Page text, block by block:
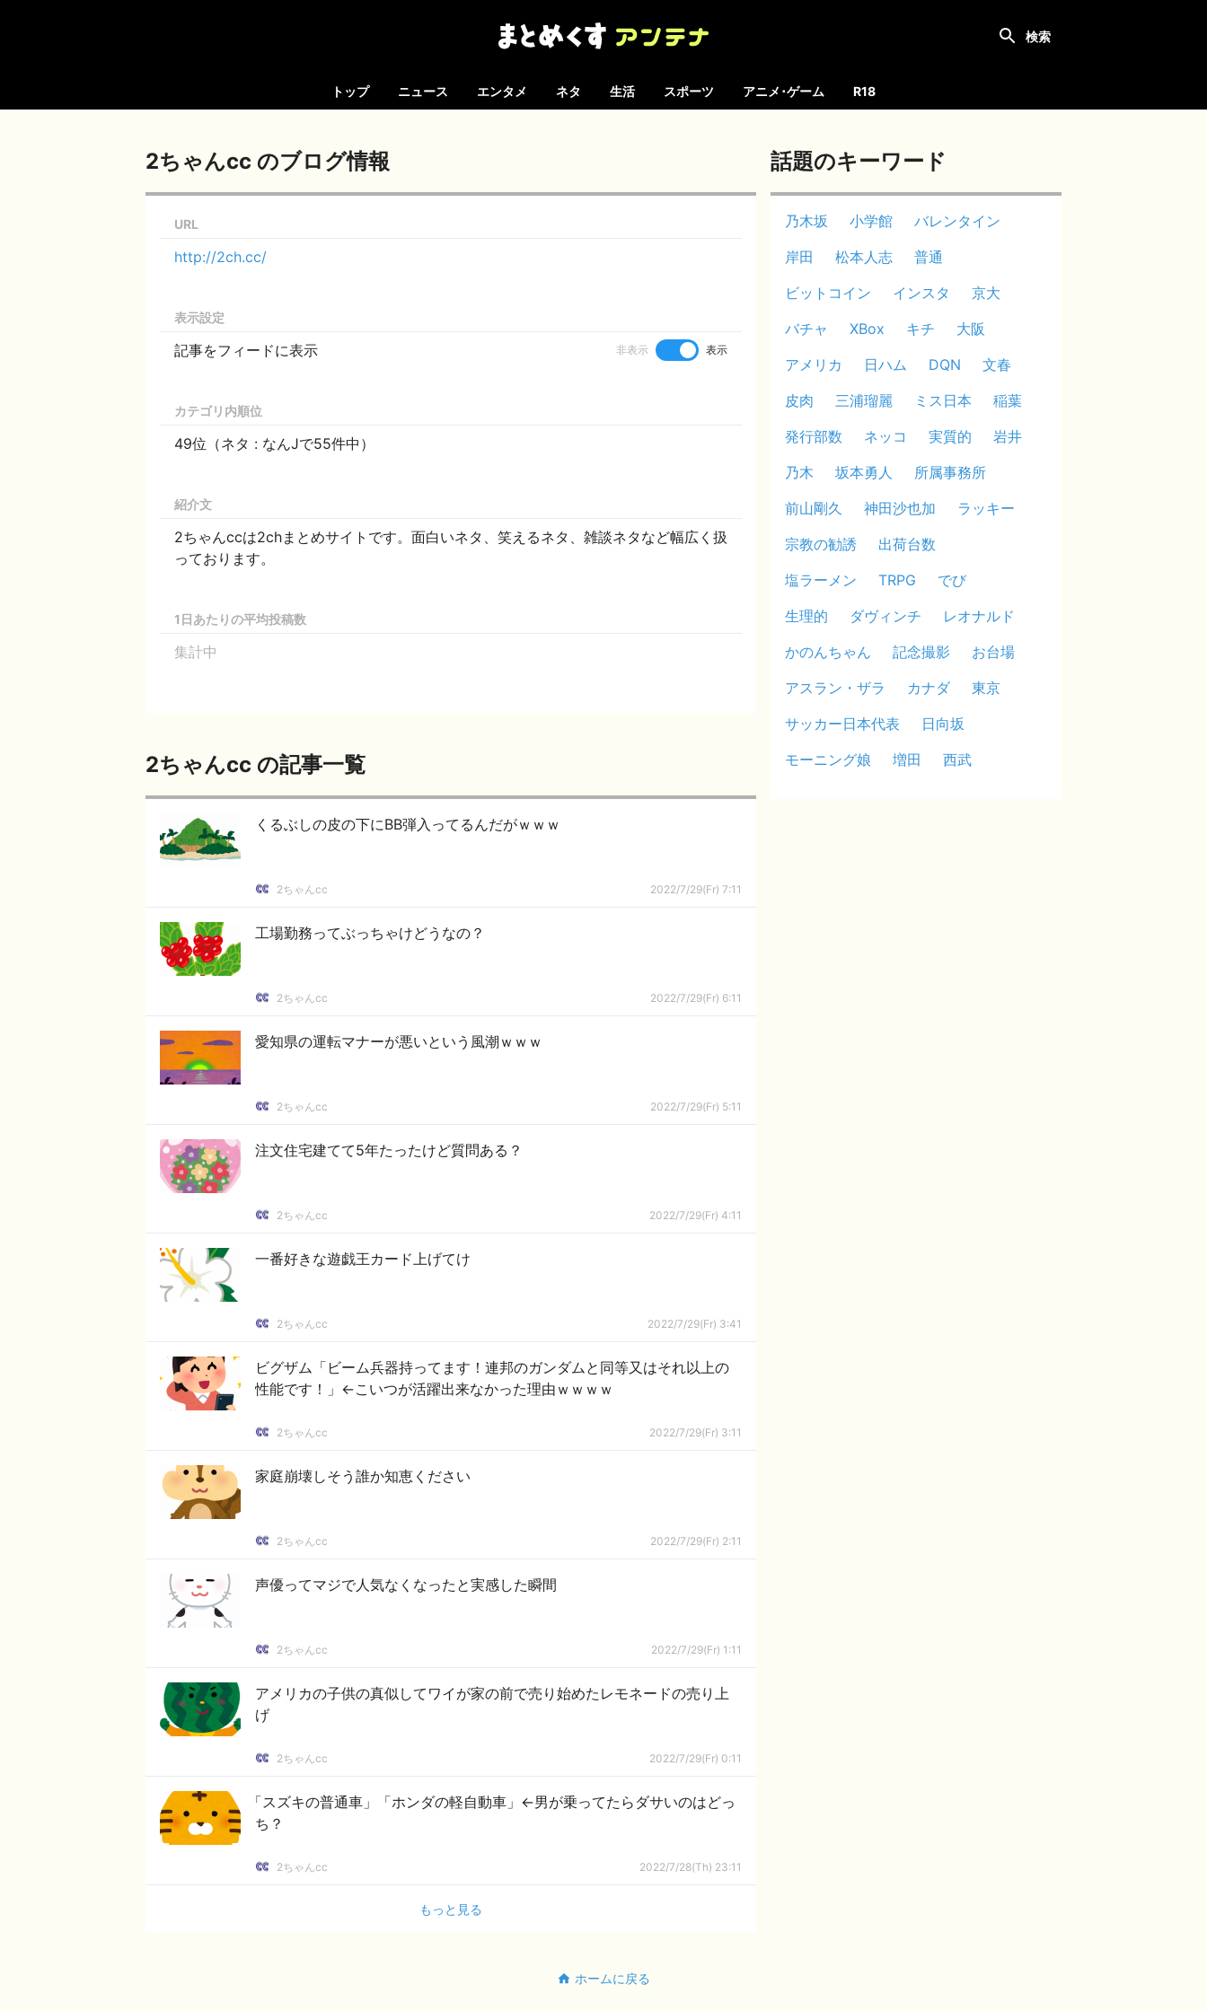
トップ ニュース エンタメ ネタ 生活 スポーツ アニメ･ゲーム R18
2ちゃんcc のブログ情報
URL
http://2ch.cc/
表示設定
記事をフィードに表示 非表示 表示
カテゴリ内順位
49位（ネタ : なんJで55件中）
紹介文
2ちゃんccは2chまとめサイトです。面白いネタ、笑えるネタ、雑談ネタなど幅広く扱
っております。
1日あたりの平均投稿数
集計中
2ちゃんcc の記事一覧
くるぶしの皮の下にBB弾入ってるんだがｗｗｗ
2ちゃんcc 2022/7/29(Fr) 7:11
工場勤務ってぶっちゃけどうなの？
2ちゃんcc 2022/7/29(Fr) 6:11
愛知県の運転マナーが悪いという風潮ｗｗｗ
2ちゃんcc 2022/7/29(Fr) 5:11
注文住宅建てて5年たったけど質問ある？
2ちゃんcc 2022/7/29(Fr) 4:11
一番好きな遊戯王カード上げてけ
2ちゃんcc 2022/7/29(Fr) 3:41
ビグザム「ビーム兵器持ってます！連邦のガンダムと同等又はそれ以上の
性能です！」←こいつが活躍出来なかった理由ｗｗｗｗ
2ちゃんcc 2022/7/29(Fr) 3:11
家庭崩壊しそう誰か知恵ください
2ちゃんcc 2022/7/29(Fr) 2:11
声優ってマジで人気なくなったと実感した瞬間
2ちゃんcc 2022/7/29(Fr) 1:11
アメリカの子供の真似してワイが家の前で売り始めたレモネードの売り上
げ
2ちゃんcc 2022/7/29(Fr) 0:11
「スズキの普通車」「ホンダの軽自動車」←男が乗ってたらダサいのはどっ
ち？
2ちゃんcc 2022/7/28(Th) 23:11
もっと見る
話題のキーワード
乃木坂 小学館
バレンタイン
岸田
松本人志
普通
ビットコイン
インスタ
京大
バチャ
XBox キチ
大阪
アメリカ
日ハム DQN
文春
皮肉
三浦瑠麗 ミス日本
稲葉
発行部数
ネッコ 実質的
岩井
乃木
坂本勇人
所属事務所
前山剛久
神田沙也加
ラッキー
宗教の勧誘
出荷台数
塩ラーメン
TRPG
でび
生理的
ダヴィンチ
レオナルド
かのんちゃん
記念撮影
お台場
アスラン・ザラ
カナダ
東京
サッカー日本代表
日向坂
モーニング娘
増田 西武
ホームに戻る